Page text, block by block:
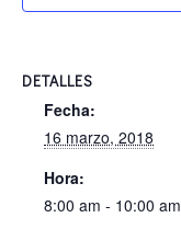
DETALLES
Fecha:
16 marzo, 2018
Hora:
8:00 am - 10:00 am